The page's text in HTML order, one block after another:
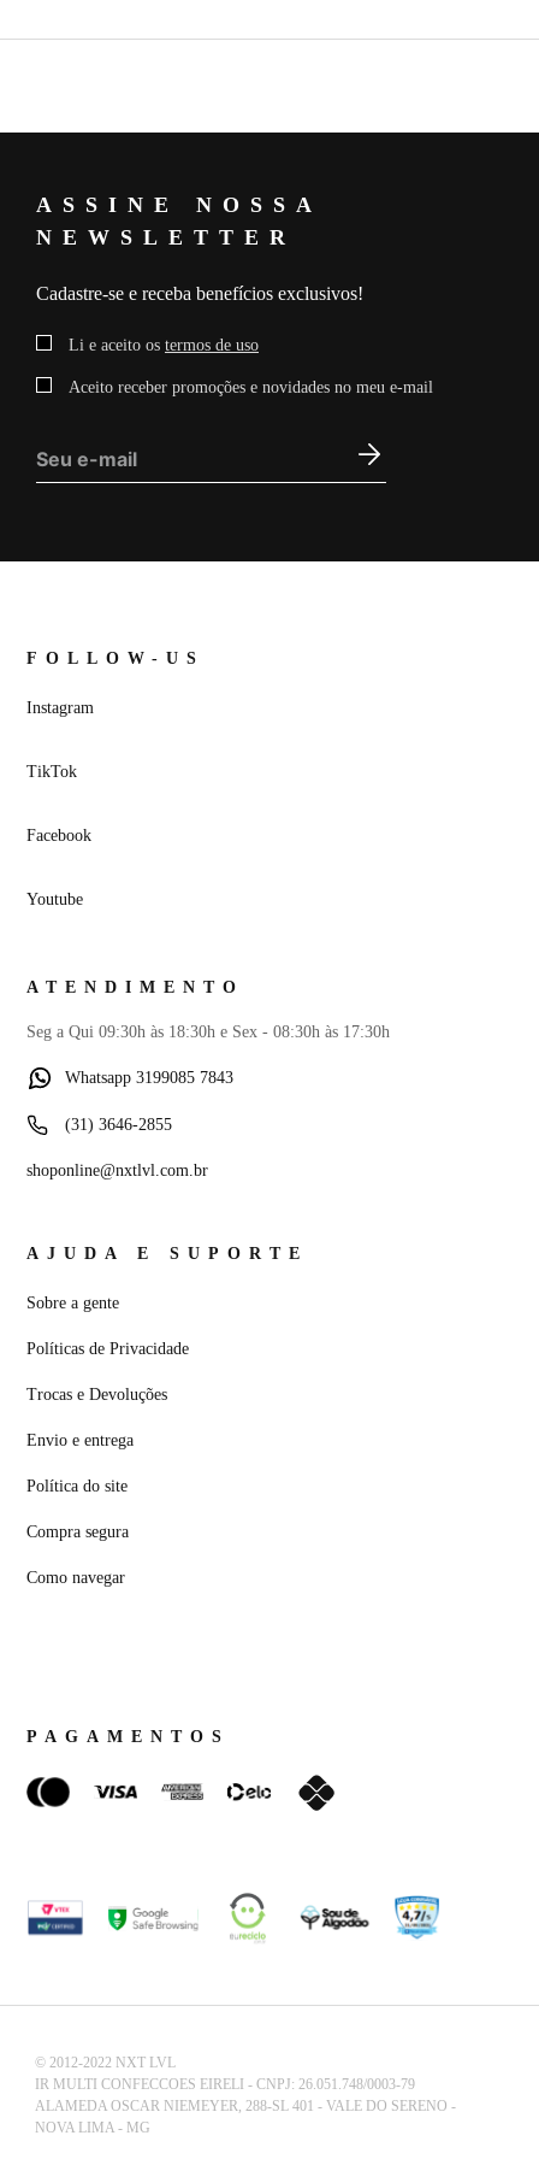
FOLLOW-US
Instagram
TikTok
Facebook
Youtube
ATENDIMENTO
Seg a Qui 09:30h às 18:30h e Sex - 08:30h às 17:30h
Whatsapp 3199085 7843
(31) 3646-2855
shoponline@nxtlvl.com.br
AJUDA E SUPORTE
Sobre a gente
Políticas de Privacidade
Trocas e Devoluções
Envio e entrega
Política do site
Compra segura
Como navegar
PAGAMENTOS
© 2012-2022 NXT LVL
IR MULTI CONFECCOES EIRELI - CNPJ: 26.051.748/0003-79
ALAMEDA OSCAR NIEMEYER, 288-SL 401 - VALE DO SERENO -
NOVA LIMA - MG
ASSINE NOSSA
NEWSLETTER
Cadastre-se e receba benefícios exclusivos!
Li e aceito os termos de uso
Aceito receber promoções e novidades no meu e-mail